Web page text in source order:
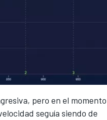
pero en el momento
seguía siendo de